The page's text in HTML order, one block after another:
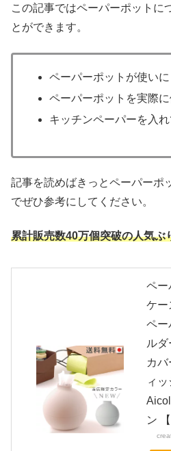
この記事ではペーパーポットに
とができます。
ペーパーポットが使いに
ペーパーポットを実際
キッチンペーパーを入
記事を読めばきっとペーパーポ
でぜひ参考にしてください。
累計販売数40万個突破の人気ぶ
ペー
ケー
ペー
ルダ
カ
ィ
ン